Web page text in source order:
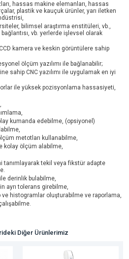
hassas makine elemanları, hassas
plastik ve kauçuk ürünler, yarı iletken
bilimsel araştırma enstitüleri, vb.,
vb. yerlerde işlevsel olarak
kamera ve keskin görüntülere sahip
ölçüm yazılımı ile bağlanabilir;
sahip CNC yazılımı ile uygulamak en iyi
ile yüksek pozisyonlama hassasiyeti,
kumanda edebilme, (opsiyonel)
metotları kullanabilme,
kolay ölçüm alabilme,
tekil veya fikstür adapte
derinlik bulabilme,
ayrı tolerans girebilme,
ve histogramlar oluşturabilme ve raporlama,
Diğer Ürünlerimiz